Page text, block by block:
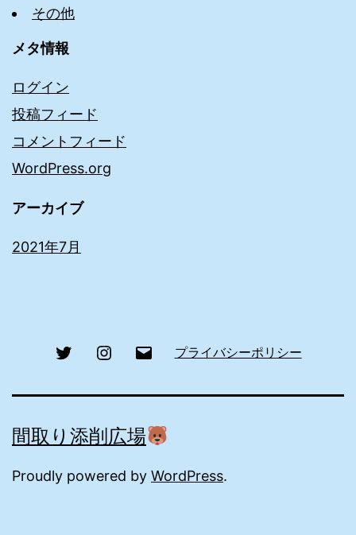
その他
メタ情報
ログイン
投稿フィード
コメントフィード
WordPress.org
アーカイブ
2021年7月
Twitter Instagram
ル
プライバシーポリシー
間取り添削広場
Proudly powered by WordPress.